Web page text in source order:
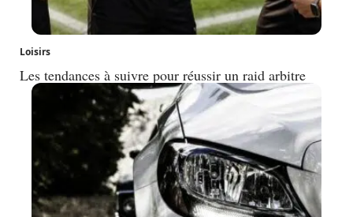
Loisirs
Les tendances à suivre pour réussir un raid arbitre